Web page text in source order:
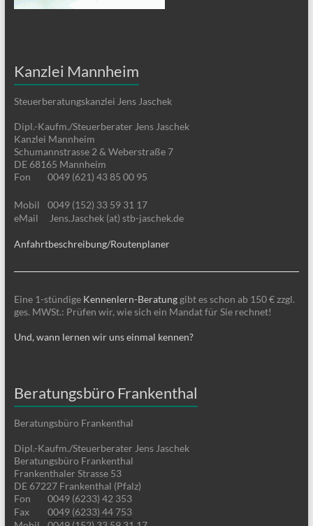
Kanzlei Mannheim
Steuerberatungskanzlei Jens Jaschek
Dipl.-Kaufm./Steuerberater Jens Jaschek
Kanzlei Mannheim
Schumannstrasse 2 & Weberstraße 7
DE 68165 Mannheim
Fon
0049 (621) 43 85 00 95
Mobil
0049 (152) 33 59 31 17
eMail
Jens.Jaschek (at) stb-jaschek.de
Anfahrtbeschreibung/Routenplaner
Eine 1-stündige Kennenlern-Beratunggibt es schon ab 150 € zzgl.
ges. MWSt.: Prüfen wir, wie sich ein Mandat für Sie rechnet!
Und, wann lernen wir uns einmal kennen?
Beratungsbüro Frankenthal
Beratungsbüro Frankenthal
Dipl.-Kaufm./Steuerberater Jens Jaschek
Beratungsbüro Frankenthal
Frankenthaler Strasse 53
DE 67227 Frankenthal (Pfalz)
Fon
0049 (6233) 42 353
Fax
0049 (6233) 44 753